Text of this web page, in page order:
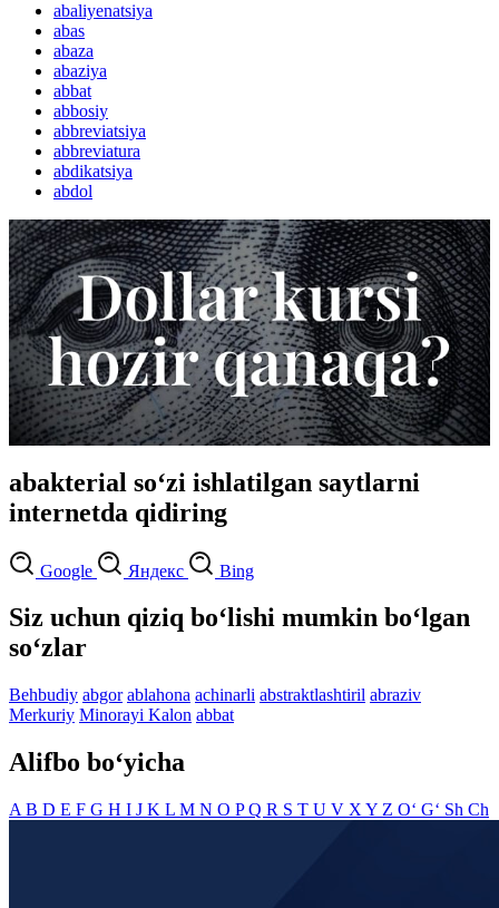
abaliyenatsiya
abas
abaza
abaziya
abbat
abbosiy
abbreviatsiya
abbreviatura
abdikatsiya
abdol
abakterial so‘zi ishlatilgan saytlarni
internetda qidiring
Google Яндекс Bing
Siz uchun qiziq bo‘lishi mumkin bo‘lgan
so‘zlar
Behbudiy abgor ablahona achinarli abstraktlashtiril abraziv
Merkuriy Minorayi Kalon abbat
Alifbo bo‘yicha
A B D E F G H I J K L M N O PQ R S T U V X Y Z O‘ G‘ Sh Ch